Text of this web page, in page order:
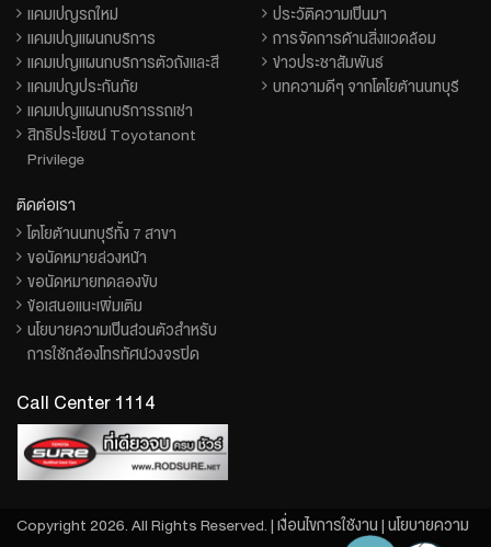
แคมเปญรถใหม่
แคมเปญแผนกบริการ
แคมเปญแผนกบริการตัวถังและสี
แคมเปญประกันภัย
แคมเปญแผนกบริการรถเช่า
สิทธิประโยชน์ Toyotanont
Privilege
ประวัติความเป็นมา
การจัดการด้านสิ่งแวดล้อม
ข่าวประชาสัมพันธ์
บทความดีๆ จากโตโยต้านนทบุรี
ติดต่อเรา
โตโยต้านนทบุรีทั้ง 7 สาขา
ขอนัดหมายล่วงหน้า
ขอนัดหมายทดลองขับ
ข้อเสนอแนะเพิ่มเติม
นโยบายความเป็นส่วนตัวสำหรับ
การใช้กล้องโทรทัศน์วงจรปิด
Call Center 1114
Copyright 2026. All Rights Reserved. |เงื่อนไขการใช้งาน|นโยบายความ